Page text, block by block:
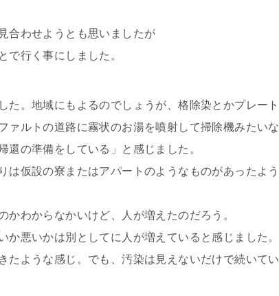
合わせようとも思いましたが
で行く事にしました。
。地域にもよるのでしょうが、格除染とかプレート
ァルトの道路に霧状のお湯を噴射して掃除機みたいな
の準備をしている」と感じました。
仮設の寮またはアパートのようなものがあったよう
わからなかいけど、人が増えたのだろう。
悪いかは別としてに人が増えていると感じました。
たような感じ。でも、汚染は見えないだけで続いてい